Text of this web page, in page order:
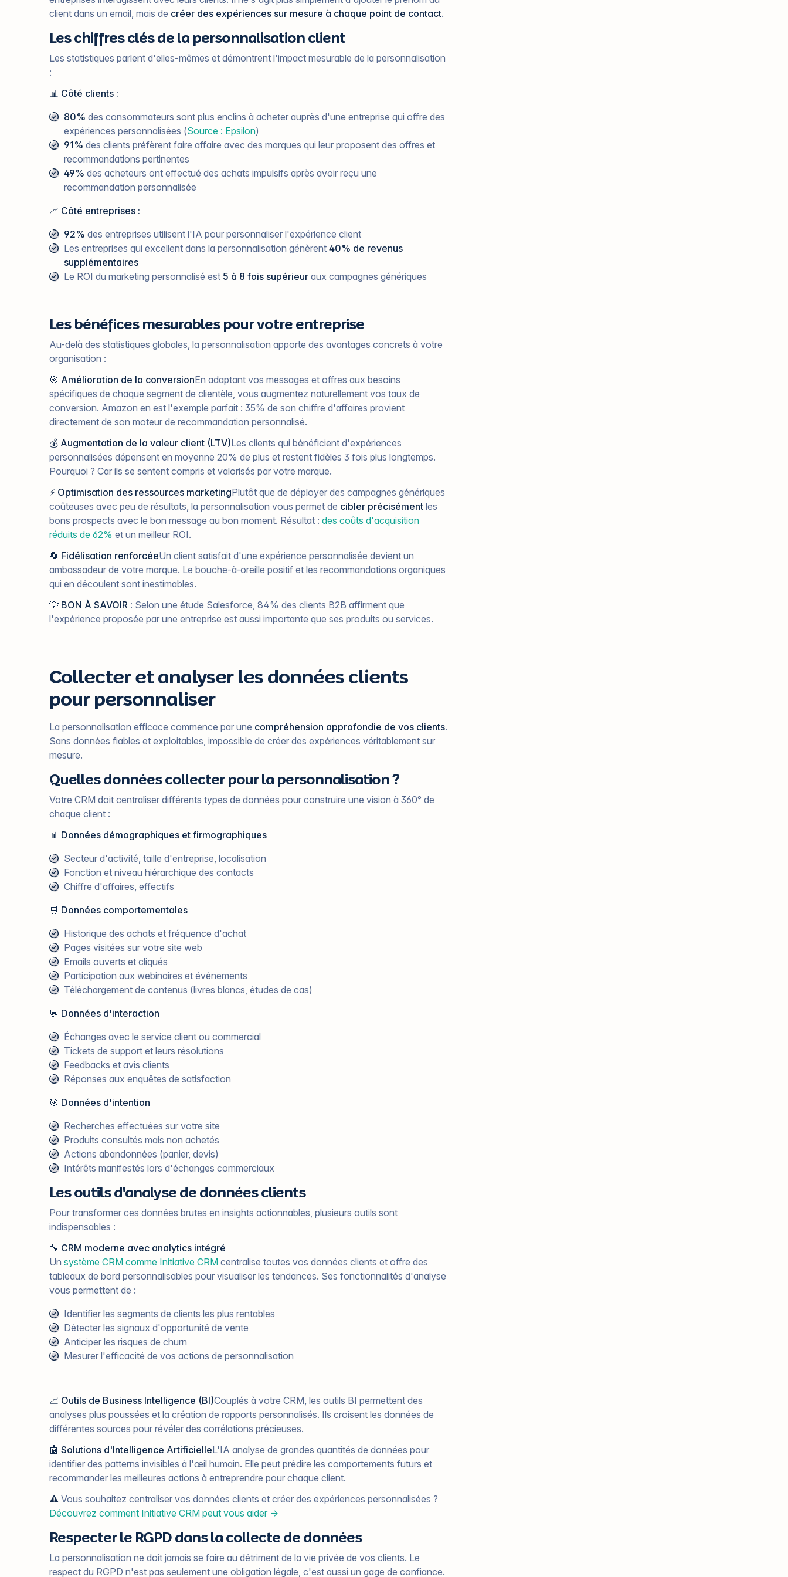
client dans un email, mais de créer des expériences sur mesure à chaque point de contact.
Les chiffres clés de la personnalisation client
Les statistiques parlent d'elles-mêmes et démontrent l'impact mesurable de la personnalisation
:
📊 Côté clients :
80% des consommateurs sont plus enclins à acheter auprès d'une entreprise qui offre des
expériences personnalisées (Source : Epsilon)
91% des clients préfèrent faire affaire avec des marques qui leur proposent des offres et
recommandations pertinentes
49% des acheteurs ont effectué des achats impulsifs après avoir reçu une
recommandation personnalisée
📈 Côté entreprises :
92% des entreprises utilisent l'IA pour personnaliser l'expérience client
Les entreprises qui excellent dans la personnalisation génèrent 40% de revenus
supplémentaires
Le ROI du marketing personnalisé est 5 à 8 fois supérieur aux campagnes génériques
Les bénéfices mesurables pour votre entreprise
Au-delà des statistiques globales, la personnalisation apporte des avantages concrets à votre
organisation :
🎯 Amélioration de la conversionEn adaptant vos messages et offres aux besoins
spécifiques de chaque segment de clientèle, vous augmentez naturellement vos taux de
conversion. Amazon en est l'exemple parfait : 35% de son chiffre d'affaires provient
directement de son moteur de recommandation personnalisé.
💰 Augmentation de la valeur client (LTV)Les clients qui bénéficient d'expériences
personnalisées dépensent en moyenne 20% de plus et restent fidèles 3 fois plus longtemps.
Pourquoi ? Car ils se sentent compris et valorisés par votre marque.
⚡ Optimisation des ressources marketingPlutôt que de déployer des campagnes génériques
coûteuses avec peu de résultats, la personnalisation vous permet de cibler précisément les
bons prospects avec le bon message au bon moment. Résultat : des coûts d'acquisition
réduits de 62% et un meilleur ROI.
🔄 Fidélisation renforcéeUn client satisfait d'une expérience personnalisée devient un
ambassadeur de votre marque. Le bouche-à-oreille positif et les recommandations organiques
qui en découlent sont inestimables.
💡 BON À SAVOIR : Selon une étude Salesforce, 84% des clients B2B affirment que
l'expérience proposée par une entreprise est aussi importante que ses produits ou services.
Collecter et analyser les données clients
pour personnaliser
La personnalisation efficace commence par une compréhension approfondie de vos clients.
Sans données fiables et exploitables, impossible de créer des expériences véritablement sur
mesure.
Quelles données collecter pour la personnalisation ?
Votre CRM doit centraliser différents types de données pour construire une vision à 360° de
chaque client :
📊 Données démographiques et firmographiques
Secteur d'activité, taille d'entreprise, localisation
Fonction et niveau hiérarchique des contacts
Chiffre d'affaires, effectifs
🛒 Données comportementales
Historique des achats et fréquence d'achat
Pages visitées sur votre site web
Emails ouverts et cliqués
Participation aux webinaires et événements
Téléchargement de contenus (livres blancs, études de cas)
💬 Données d'interaction
Échanges avec le service client ou commercial
Tickets de support et leurs résolutions
Feedbacks et avis clients
Réponses aux enquêtes de satisfaction
🎯 Données d'intention
Recherches effectuées sur votre site
Produits consultés mais non achetés
Actions abandonnées (panier, devis)
Intérêts manifestés lors d'échanges commerciaux
Les outils d'analyse de données clients
Pour transformer ces données brutes en insights actionnables, plusieurs outils sont
indispensables :
🔧 CRM moderne avec analytics intégré
Un système CRM comme Initiative CRM centralise toutes vos données clients et offre des
tableaux de bord personnalisables pour visualiser les tendances. Ses fonctionnalités d'analyse
vous permettent de :
Identifier les segments de clients les plus rentables
Détecter les signaux d'opportunité de vente
Anticiper les risques de churn
Mesurer l'efficacité de vos actions de personnalisation
📈 Outils de Business Intelligence (BI)Couplés à votre CRM, les outils BI permettent des
analyses plus poussées et la création de rapports personnalisés. Ils croisent les données de
différentes sources pour révéler des corrélations précieuses.
🤖 Solutions d'Intelligence ArtificielleL'IA analyse de grandes quantités de données pour
identifier des patterns invisibles à l'œil humain. Elle peut prédire les comportements futurs et
recommander les meilleures actions à entreprendre pour chaque client.
⚠️ Vous souhaitez centraliser vos données clients et créer des expériences personnalisées ?
Découvrez comment Initiative CRM peut vous aider →
Respecter le RGPD dans la collecte de données
La personnalisation ne doit jamais se faire au détriment de la vie privée de vos clients. Le
respect du RGPD n'est pas seulement une obligation légale, c'est aussi un gage de confiance.